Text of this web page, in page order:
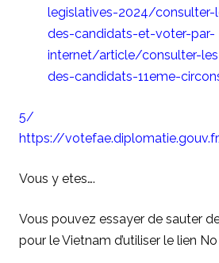
legislatives-2024/consulter-
des-candidats-et-voter-par-
internet/article/consulter-
des-candidats-11eme-
5/
https://
Vous y etes….
Vous pouvez essayer de sauter
pour le Vietnam d’utiliser le lien No